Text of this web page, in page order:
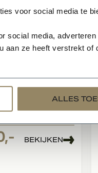
voor social media te
social media, adverteren
aan ze heeft verstrekt of
ALLES
BEKIJKEN